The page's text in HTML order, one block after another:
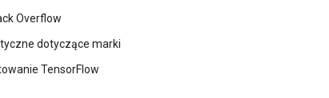
Overflow
dotyczące marki
TensorFlow